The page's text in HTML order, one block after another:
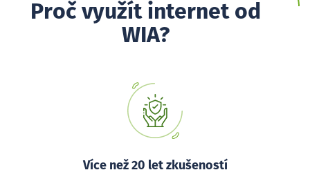
Proč využít internet od
WIA?
Více než 20 let zkušeností